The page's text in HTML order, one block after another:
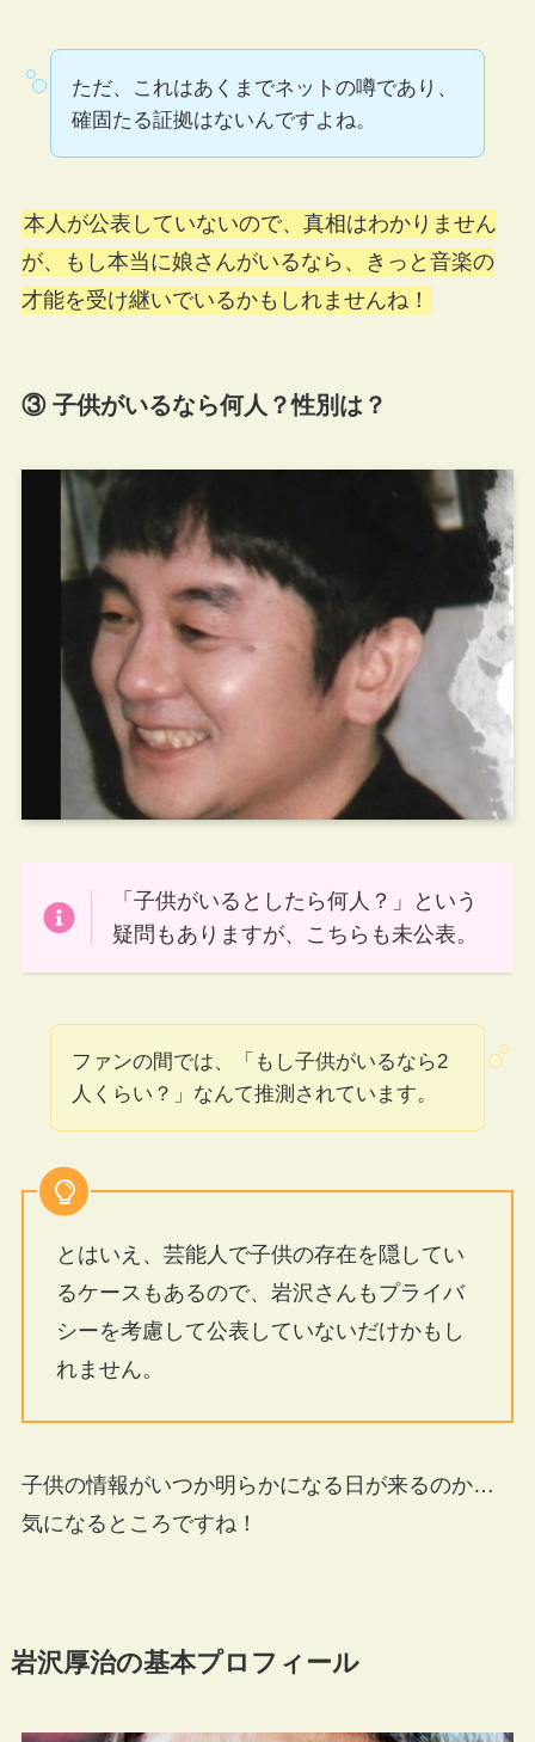
ただ、これはあくまでネットの噂であり、
確固たる証拠はないんですよね。
本人が公表していないので、真相はわかりません
が、もし本当に娘さんがいるなら、きっと音楽の
才能を受け継いでいるかもしれませんね！
③ 子供がいるなら何人？性別は？
「子供がいるとしたら何人？」という
疑問もありますが、こちらも未公表。
ファンの間では、「もし子供がいるなら2
人くらい？」なんて推測されています。
とはいえ、芸能人で子供の存在を隠してい
るケースもあるので、岩沢さんもプライバ
シーを考慮して公表していないだけかもし
れません。
子供の情報がいつか明らかになる日が来るのか…
気になるところですね！
岩沢厚治の基本プロフィール